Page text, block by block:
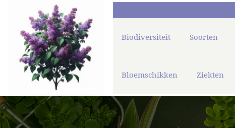
Biodiversiteit Soorten
Bloemschikken Ziekten